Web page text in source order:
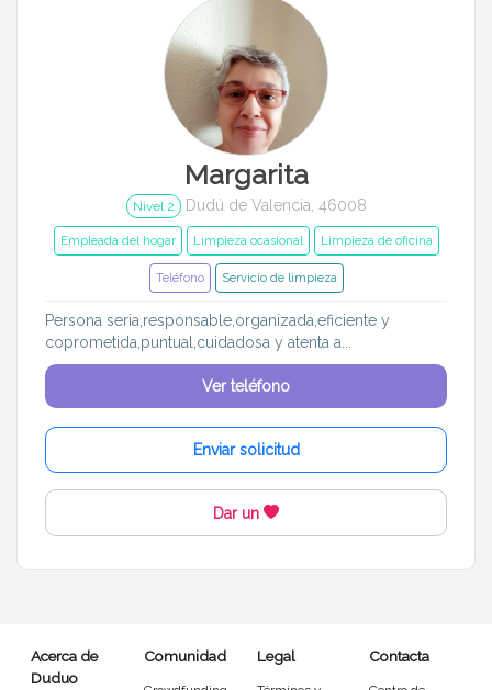
Margarita
Nivel 2 Dudú de Valencia, 46008
Empleada del hogar Limpieza ocasional Limpieza de oficina
Teléfono Servicio de limpieza
Persona seria,responsable,organizada,eficiente y
coprometida,puntual,cuidadosa y atenta a...
Ver teléfono
Enviar solicitud
Dar un
Acerca de
Duduo
Comunidad Legal Contacta